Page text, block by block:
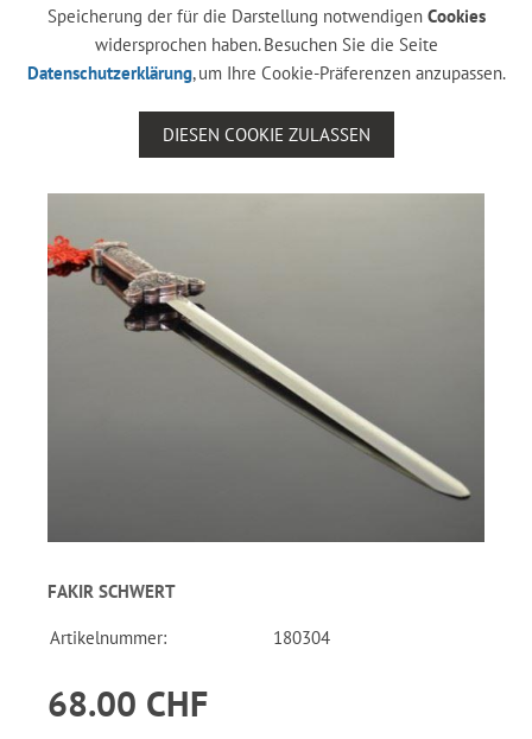
Speicherung der für die Darstellung notwendigen Cookies
widersprochen haben. Besuchen Sie die Seite
Datenschutzerklärung, um Ihre Cookie-Präferenzen anzupassen.
DIESEN COOKIE ZULASSEN
FAKIR SCHWERT
Artikelnummer: 180304
68.00 CHF